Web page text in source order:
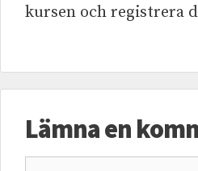
kursen och registrera
Lämna en